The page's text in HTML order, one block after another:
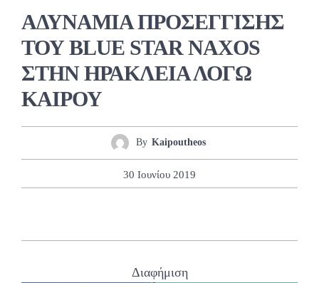
ΑΔΥΝΑΜΙΑ ΠΡΟΣΕΓΓΙΣΗΣ
ΤΟΥ BLUE STAR NAXOS
ΣΤΗΝ ΗΡΑΚΛΕΙΑ ΛΟΓΩ
ΚΑΙΡΟΥ
By Kaipoutheos
30 Ιουνίου 2019
Διαφήμιση